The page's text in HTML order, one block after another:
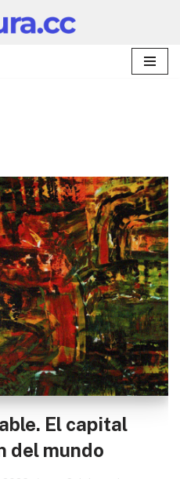
El capital
del mundo